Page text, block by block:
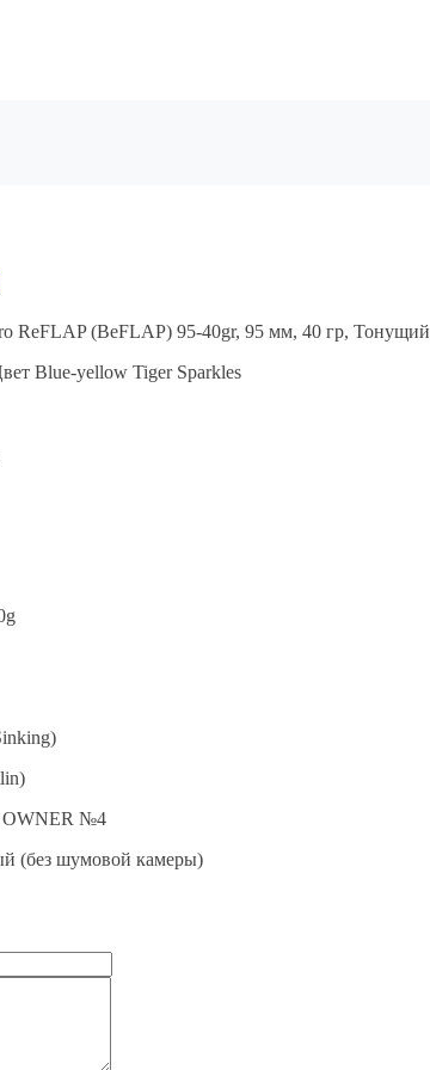
ReFLAP (BeFLAP) 95-40gr, 95 мм, 40 гр, Тонущий
Blue-yellow Tiger Sparkles
OWNER №4
(без шумовой камеры)